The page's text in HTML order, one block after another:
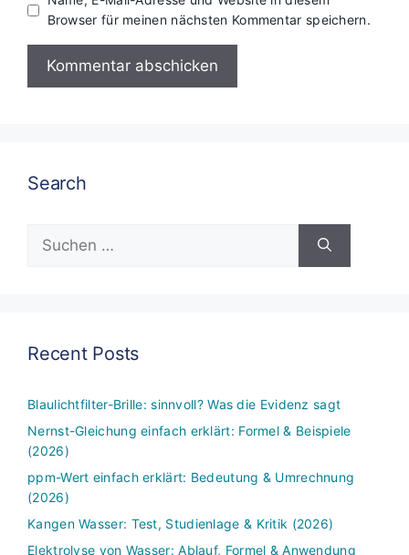
Browser für meinen nächsten Kommentar speichern.
Search
nach:
Recent Posts
Blaulichtfilter-Brille: sinnvoll? Was die Evidenz sagt
Nernst-Gleichung einfach erklärt: Formel & Beispiele
(2026)
ppm-Wert einfach erklärt: Bedeutung & Umrechnung
(2026)
Kangen Wasser: Test, Studienlage & Kritik (2026)
Elektrolyse von Wasser: Ablauf, Formel & Anwendung